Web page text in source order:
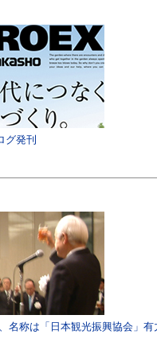
グ発刊
名称は「日本観光振興協会」有